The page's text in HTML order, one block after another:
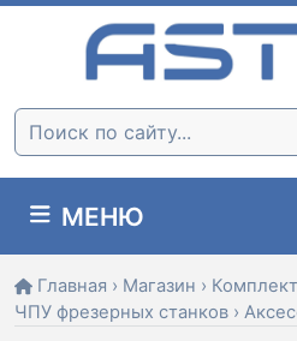
Skip
Поиск:
МЕНЮ
Главная › Магазин ›
ЧПУ фрезерных станков ›